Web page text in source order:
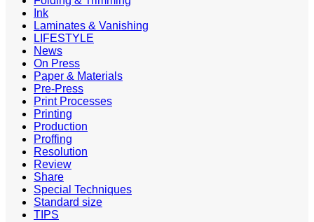
Ink
Laminates & Vanishing
LIFESTYLE
News
On Press
Paper & Materials
Pre-Press
Print Processes
Printing
Production
Proffing
Resolution
Review
Share
Special Techniques
Standard size
TIPS